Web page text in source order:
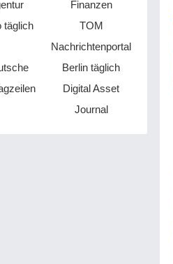
Finanzen
täglich
TOM
Nachrichtenportal
Berlin täglich
Digital Asset
Journal